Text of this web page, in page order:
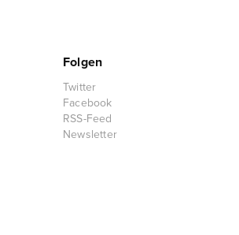
Folgen
Twitter
Facebook
RSS-Feed
Newsletter